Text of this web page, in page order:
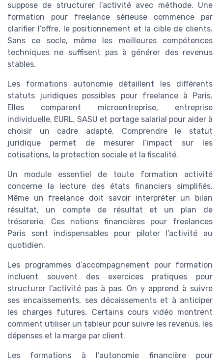
suppose de structurer l’activité avec méthode. Une
formation pour freelance sérieuse commence par
clarifier l’offre, le positionnement et la cible de clients.
Sans ce socle, même les meilleures compétences
techniques ne suffisent pas à générer des revenus
stables.
Les formations autonomie détaillent les différents
statuts juridiques possibles pour freelance à Paris.
Elles comparent microentreprise, entreprise
individuelle, EURL, SASU et portage salarial pour aider à
choisir un cadre adapté. Comprendre le statut
juridique permet de mesurer l’impact sur les
cotisations, la protection sociale et la fiscalité.
Un module essentiel de toute formation activité
concerne la lecture des états financiers simplifiés.
Même un freelance doit savoir interpréter un bilan
résultat, un compte de résultat et un plan de
trésorerie. Ces notions financières pour freelances
Paris sont indispensables pour piloter l’activité au
quotidien.
Les programmes d’accompagnement pour formation
incluent souvent des exercices pratiques pour
structurer l’activité pas à pas. On y apprend à suivre
ses encaissements, ses décaissements et à anticiper
les charges futures. Certains cours vidéo montrent
comment utiliser un tableur pour suivre les revenus, les
dépenses et la marge par client.
Les formations à l’autonomie financière pour